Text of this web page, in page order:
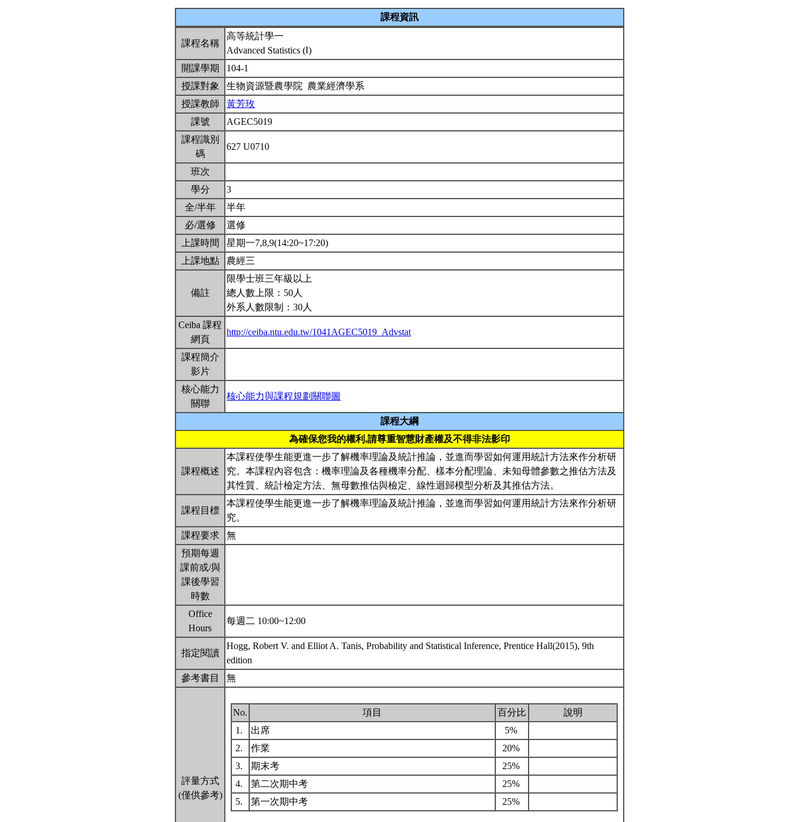
課程資訊
課程名稱
高等統計學一
Advanced Statistics (Ⅰ)
開課學期
104-1
授課對象
生物資源暨農學院 農業經濟學系
授課教師
黃芳玫
課號
AGEC5019
課程識別
碼
627 U0710
班次
學分
3
全/半年
半年
必/選修
選修
上課時間
星期一7,8,9(14:20~17:20)
上課地點
農經三
備註
限學士班三年級以上
總人數上限：50人
外系人數限制：30人
Ceiba 課程
網頁
http://ceiba.ntu.edu.tw/1041AGEC5019_Advstat
課程簡介
影片
核心能力
關聯
核心能力與課程規劃關聯圖
課程大綱
為確保您我的權利,請尊重智慧財產權及不得非法影印
課程概述
本課程使學生能更進一步了解機率理論及統計推論，並進而學習如何運用統計方法來作分析研
究。本課程內容包含：機率理論及各種機率分配、樣本分配理論、未知母體參數之推估方法及
其性質、統計檢定方法、無母數推估與檢定、線性迴歸模型分析及其推估方法。
課程目標
本課程使學生能更進一步了解機率理論及統計推論，並進而學習如何運用統計方法來作分析研
究。
課程要求
無
預期每週
課前或/與
課後學習
時數
Office
Hours
每週二 10:00~12:00
指定閱讀
Hogg, Robert V. and Elliot A. Tanis, Probability and Statistical Inference, Prentice Hall(2015), 9th
edition
參考書目
無
評量方式
(僅供參考)
No. 項目 百分比
說明
1.
出席
5%
2.
作業
20%
3.
期末考
25%
4.
第二次期中考
25%
5.
第一次期中考 25%